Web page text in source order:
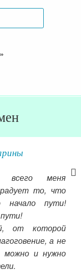
»
меня
то, что
начало пути!
от которой
а не
и нужно